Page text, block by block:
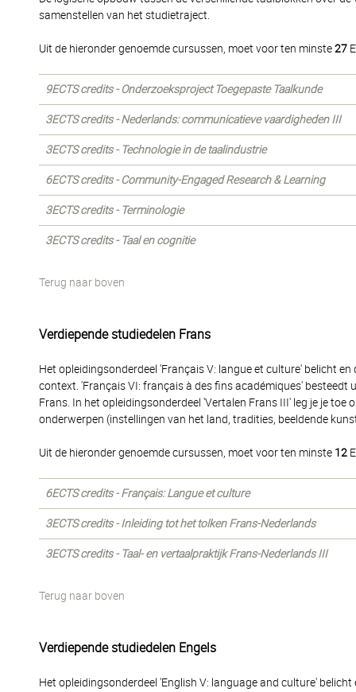
samenstellen van het studietraject.
Uit de hieronder genoemde cursussen, moet voor ten minste27
9ECTS credits - Onderzoeksproject Toegepaste Taalkunde
3ECTS credits - Nederlands: communicatieve vaardigheden III
3ECTS credits - Technologie in de taalindustrie
6ECTS credits - Community-Engaged Research & Learning
3ECTS credits - Terminologie
3ECTS credits - Taal en cognitie
Terug naar boven
Verdiepende studiedelen Frans
Het opleidingsonderdeel 'Français V: langue et culture' belicht
context. 'Français VI: français à des fins académiques'
Frans. In het opleidingsonderdeel 'Vertalen Frans III' leg je je
onderwerpen (instellingen van het land, tradities, beeldende
Uit de hieronder genoemde cursussen, moet voor ten minste 12
6ECTS credits - Français: Langue et culture
3ECTS credits - Inleiding tot het tolken Frans-Nederlands
3ECTS credits - Taal- en vertaalpraktijk Frans-Nederlands III
Terug naar boven
Verdiepende studiedelen Engels
Het opleidingsonderdeel 'English V: language and culture'